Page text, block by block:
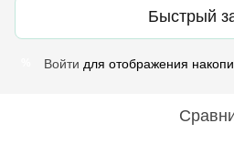
Быстрый
Войти для отображения